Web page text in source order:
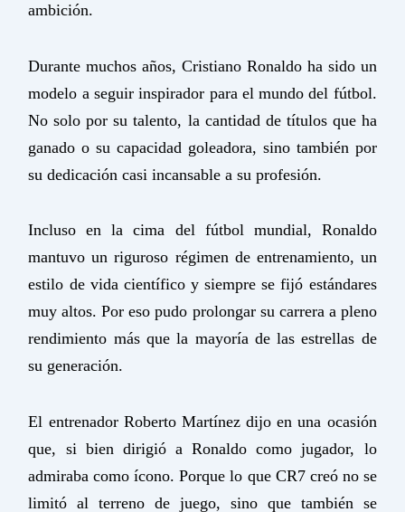
ambición.
Durante muchos años, Cristiano Ronaldo ha sido un
modelo a seguir inspirador para el mundo del fútbol.
No solo por su talento, la cantidad de títulos que ha
ganado o su capacidad goleadora, sino también por
su dedicación casi incansable a su profesión.
Incluso en la cima del fútbol mundial, Ronaldo
mantuvo un riguroso régimen de entrenamiento, un
estilo de vida científico y siempre se fijó estándares
muy altos. Por eso pudo prolongar su carrera a pleno
rendimiento más que la mayoría de las estrellas de
su generación.
El entrenador Roberto Martínez dijo en una ocasión
que, si bien dirigió a Ronaldo como jugador, lo
admiraba como ícono. Porque lo que CR7 creó no se
limitó al terreno de juego, sino que también se